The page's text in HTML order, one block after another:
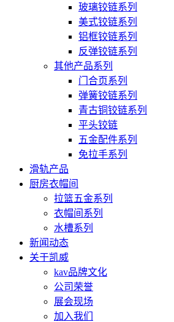
玻璃铰链系列
美式铰链系列
铝框铰链系列
反弹铰链系列
其他产品系列
门合页系列
弹簧铰链系列
青古铜铰链系列
平头铰链
五金配件系列
免拉手系列
滑轨产品
厨房衣帽间
拉篮五金系列
衣帽间系列
水槽系列
新闻动态
关于凯威
kav品牌文化
公司荣誉
展会现场
加入我们